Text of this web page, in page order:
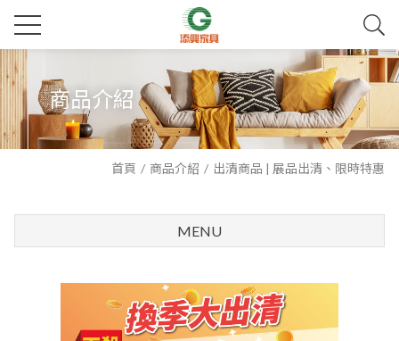
商品介紹
首頁 商品介紹 出清商品 | 展品出清、限時特惠
MENU